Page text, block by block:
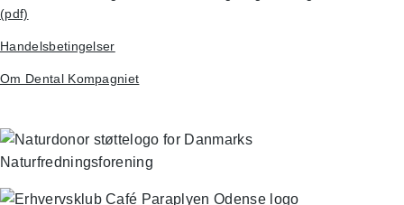
(pdf)
Handelsbetingelser
Om Dental Kompagniet